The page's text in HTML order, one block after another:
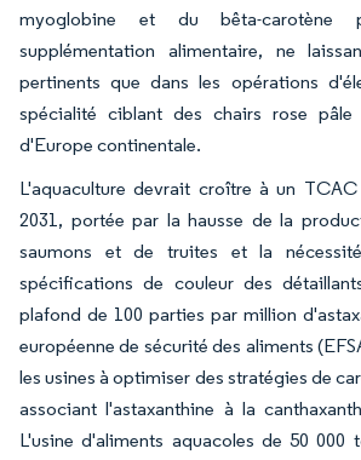
myoglobine et du bêta-carotène
supplémentation alimentaire, ne
pertinents que dans les opérations
spécialité ciblant des chairs rose pâle
d'Europe continentale.
L'aquaculture devrait croître à un
2031, portée par la hausse de la
saumons et de truites et la
spécifications de couleur des
plafond de 100 parties par million
européenne de sécurité des aliments
les usines à optimiser des stratégies de
associant l'astaxanthine à la
L'usine d'aliments aquacoles de 50 000